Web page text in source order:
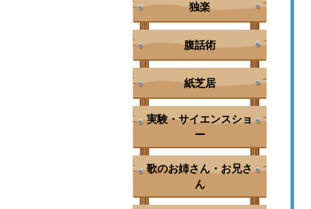
独楽
腹話術
紙芝居
実験・サイエンスショ
ー
歌のお姉さん・お兄さ
ん